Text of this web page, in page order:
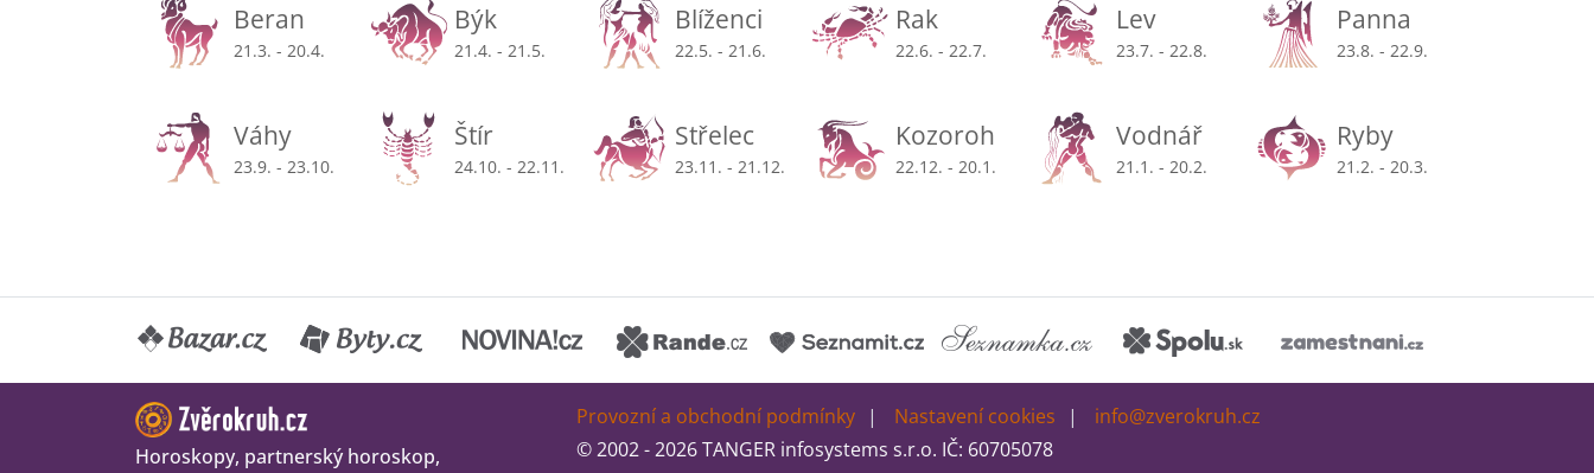
Beran
21.3. - 20.4.
Býk
21.4. - 21.5.
Blíženci
22.5. - 21.6.
Rak
22.6. - 22.7.
Lev
23.7. - 22.8.
Panna
23.8. - 22.9.
Váhy
23.9. - 23.10.
Štír
24.10. - 22.11.
Střelec
23.11. - 21.12.
Kozoroh
22.12. - 20.1.
Vodnář
21.1. - 20.2.
Ryby
21.2. - 20.3.
Horoskopy, partnerský horoskop,
Provozní a obchodní podmínky Nastavení cookies
info@zverokruh.cz
© 2002 - 2026 TANGER infosystems s.r.o. IČ: 60705078